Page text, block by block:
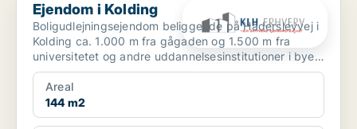
Ejendom i Kolding
Boligudlejningsejendom beliggende på Haderslevvej i
Kolding ca. 1.000 m fra gågaden og 1.500 m fra
universitetet og andre uddannelsesinstitutioner i byen.
...
Areal
144 m2